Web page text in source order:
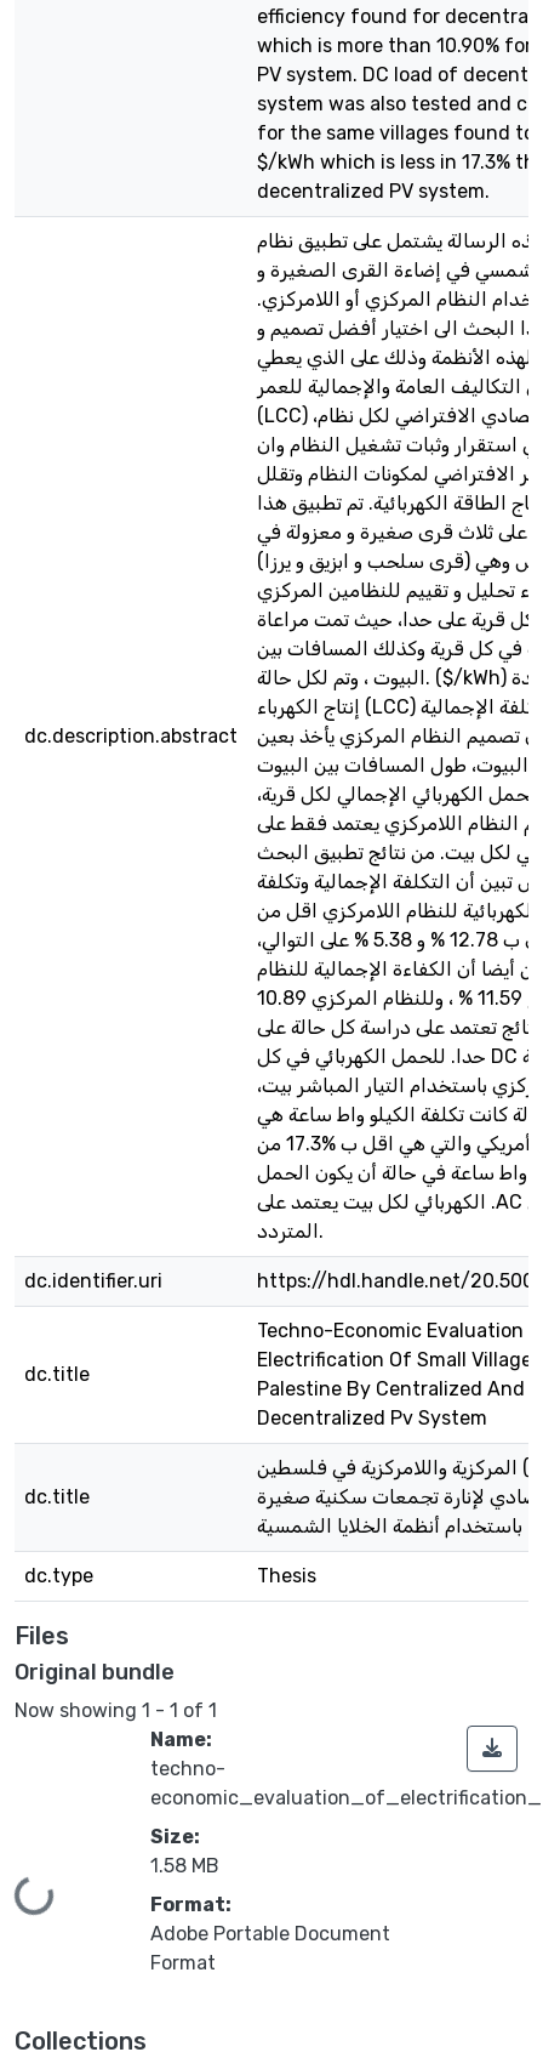
efficiency found for
which is more than 10.90% for
PV system. DC load of
system was also tested and
for the same villages found to
$/kWh which is less in 17.3%
decentralized PV system.
dc.description.abstract
الرسالة يشتمل على تطبيق نظام
الشمسي في إضاءة القرى الصغيرة و
النظام المركزي أو اللامركزي.
البحث الى اختيار أفضل تصميم و
الأنظمة وذلك على الذي يعطي
التكاليف العامة والإجمالية للعمر
(LCC) الأساس الاقتصادي الافتراضي لكل نظام،
استقرار وثبات تشغيل النظام وان
الافتراضي لمكونات النظام وتقلل
الطاقة الكهربائية. تم تطبيق هذا
على ثلاث قرى صغيرة و معزولة في
وهي (قرى سلحب و ابزيق و يرزا)
تحليل و تقييم للنظامين المركزي
لكل قرية على حدا، حيث تمت مراعاة
في كل قرية وكذلك المسافات بين
البيوت ، وتم لكل حالة. ($/kWh) وتكلفة وحدة
إنتاج الكهرباء (LCC) احتساب التكلفة الإجمالية
تصميم النظام المركزي يأخذ بعين
البيوت، طول المسافات بين البيوت
الكهربائي الإجمالي لكل قرية،
النظام اللامركزي يعتمد فقط على
لكل بيت. من نتائج تطبيق البحث
تبين أن التكلفة الإجمالية وتكلفة
للنظام اللامركزي اقل من
النظام المركزي ب 12.78 % و 5.38 % على التوالي،
أيضا أن الكفاءة الإجمالية للنظام
اللامركزي تبلغ 11.59 % ، وللنظام المركزي 10.89
تعتمد على دراسة كل حالة على
حدا. للحمل الكهربائي في كل DC تم تحليل تكلفة
باستخدام التيار المباشر بيت،
كانت تكلفة الكيلو واط ساعة هي
0.748 دولار أمريكي والتي هي اقل ب %17.3 من
واط ساعة في حالة أن يكون الحمل
الكهربائي لكل بيت يعتمد على .AC التيار الكهربائي
المتردد.
dc.identifier.uri https://hdl.handle.net/
dc.title
Techno-Economic Evaluation
Electrification Of Small
Palestine By Centralized And
Decentralized Pv System
dc.title
المركزية واللامركزية في فلسطين (PV) التقييم
لإنارة تجمعات سكنية صغيرة
باستخدام أنظمة الخلايا الشمسية
dc.type Thesis
Files
Original bundle
Now showing 1 - 1 of 1
Loading...
Name:
techno-
Size:
1.58 MB
Format:
Adobe Portable Document
Format
Collections